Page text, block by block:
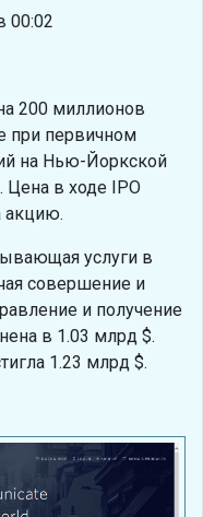
00:02
200 миллионов
при первичном
на Нью-Йоркской
в ходе IPO
акцию.
услуги в
совершение и
и получение
в 1.03 млрд $.
1.23 млрд $.